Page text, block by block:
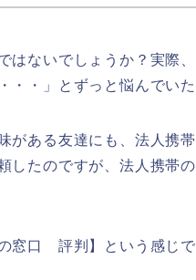
はないでしょうか？実際
・・」とずっと悩んでいた
がある友達にも、法人携
したのですが、法人携帯
窓口 評判】という感じ